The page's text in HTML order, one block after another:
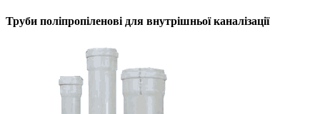
Труби поліпропіленові для внутрішньої каналізації